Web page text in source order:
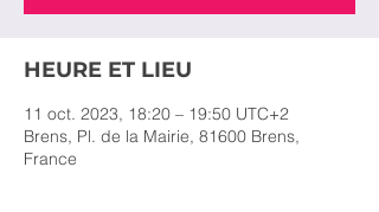
HEURE ET LIEU
11 oct. 2023, 18:20 – 19:50 UTC+2
Brens, Pl. de la Mairie, 81600 Brens,
France